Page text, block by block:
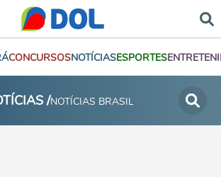
CONCURSOSNOTÍCIASESPORTES
/NOTÍCIAS BRASIL